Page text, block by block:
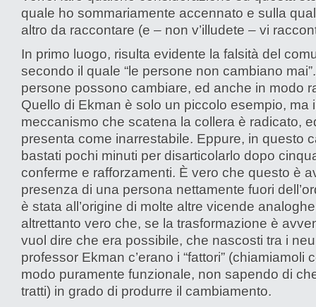
quale ho sommariamente accennato e sulla
altro da raccontare (e – non v’illudete – vi
In primo luogo, risulta evidente la falsità del
secondo il quale “le persone non cambiano
persone possono cambiare, ed anche in modo
Quello di Ekman è solo un piccolo esempio, ma
meccanismo che scatena la collera è radicato,
presenta come inarrestabile. Eppure, in questo
bastati pochi minuti per disarticolarlo dopo
conferme e rafforzamenti. È vero che questo è
presenza di una persona nettamente fuori
è stata all’origine di molte altre vicende
altrettanto vero che, se la trasformazione è
vuol dire che era possibile, che nascosti tra i
professor Ekman c’erano i “fattori” (chiamiamoli
modo puramente funzionale, non sapendo di
tratti) in grado di produrre il cambiamento.